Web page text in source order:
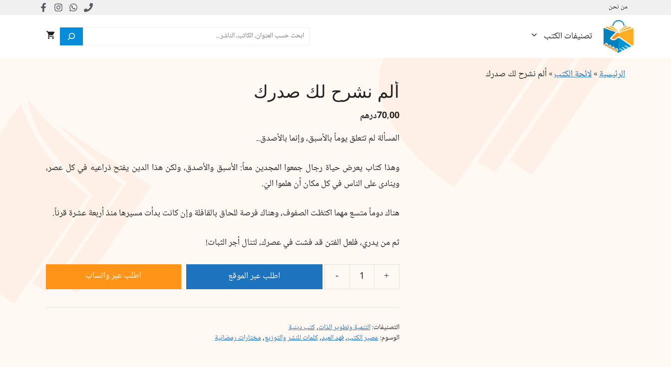
من نحن
تصنيفات الكتب البحث
الرئيسية»لائحة الكتب» ألم نشرح لك صدرك
ألم نشرح لك صدرك
70,00درهم
المسألة لم تتعلق يوماً بالأسبق، وإنما بالأصدق..
وهذا كتاب يعرض حياة رجال جمعوا المجدين معاً: الأسبق والأصدق، ولكن هذا الدين يفتح ذراعيه في كل عصر،
وينادى على الناس في كل مكان أن هلموا اليَ.
هناك دوماً متسع مهما اكتظت الصفوف، وهناك فرصة للحاق بالقافلة وإن كانت بدأت مسيرها منذ أربعة عشرة قرناً.
ثم من يدري، فلعل الفتن قد فشت في عصرك، لتنال أجر الثبات!
اطلب عبر الموقع اطلب عبر واتساب
التصنيفات:التنمية وتطوير الذات,كتب دينية
الوسوم:عصير الكتب,فهد العيد,كلمات للنشر والتوزيع,مختارات رمضانية